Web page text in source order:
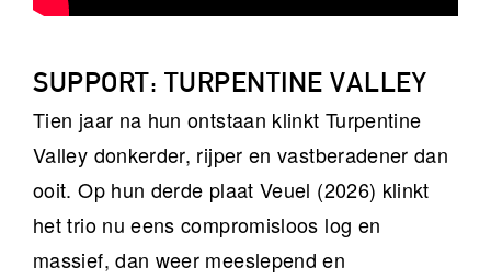
SUPPORT: TURPENTINE VALLEY
Tien jaar na hun ontstaan klinkt Turpentine
Valley donkerder, rijper en vastberadener dan
ooit. Op hun derde plaat Veuel (2026) klinkt
het trio nu eens compromisloos log en
massief, dan weer meeslepend en